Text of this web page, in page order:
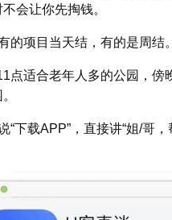
会让你先掏钱。
的项目当天结，有的是周结
点适合老年人多的公园，
“下载APP”，直接讲“姐/哥